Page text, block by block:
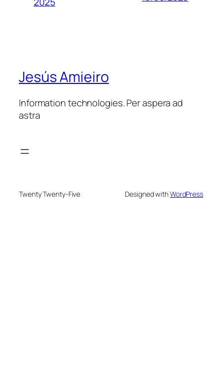
Jesús Amieiro
Information technologies. Per aspera ad
astra
Twenty Twenty-Five Designed withWordPress